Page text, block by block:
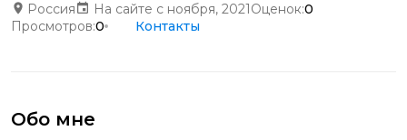
Россия На сайте с ноября, 2021Оценок:0
Просмотров:0 Контакты
Обо мне